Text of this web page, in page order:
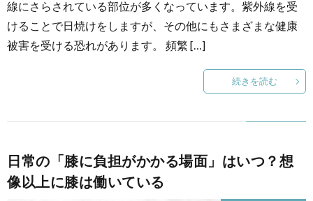
線にさらされている部位が多くなっています。紫外線を受
けることで日焼けをしますが、その他にもさまざまな健康
被害を受ける恐れがあります。 頻繁 […]
続きを読む
日常の「膝に負担がかかる場面」はいつ？想
像以上に膝は働いている